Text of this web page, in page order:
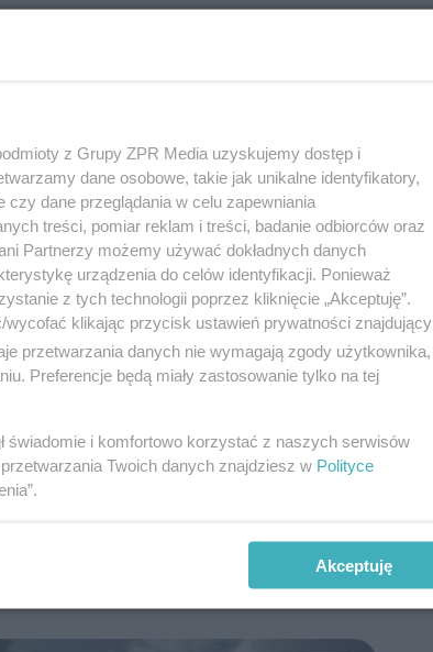
Zaczął jej szukać.
na górę i
pod piecem
policjanta
z Grupy ZPR Media uzyskujemy dostęp i
dane osobowe, takie jak unikalne identyfikatory,
czy dane przeglądania w celu zapewniania
treści, pomiar reklam i treści, badanie odbiorców oraz
Partnerzy możemy używać dokładnych danych
urządzenia do celów identyfikacji. Ponieważ
z tych technologii poprzez kliknięcie „Akceptuję”.
klikając przycisk ustawień prywatności znajdujący
przetwarzania danych nie wymagają zgody użytkownika,
Preferencje będą miały zastosowanie tylko na tej
świadomie i komfortowo korzystać z naszych serwisów
Twoich danych znajdziesz w Polityce
Akceptuję